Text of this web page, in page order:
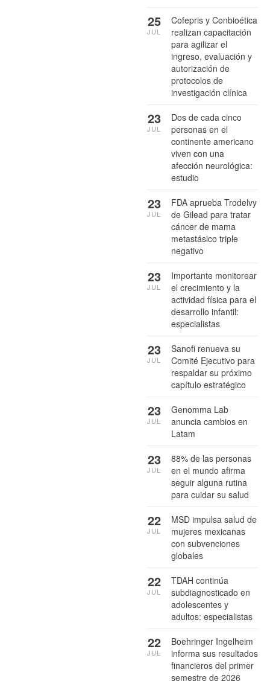
Cofepris y Conbioética
realizan capacitación
para agilizar el
ingreso, evaluación y
autorización de
protocolos de
investigación clínica
25
JUL
Dos de cada cinco
personas en el
continente americano
viven con una
afección neurológica:
estudio
23
JUL
FDA aprueba Trodelvy
de Gilead para tratar
cáncer de mama
metastásico triple
negativo
23
JUL
Importante monitorear
el crecimiento y la
actividad física para el
desarrollo infantil:
especialistas
23
JUL
Sanofi renueva su
Comité Ejecutivo para
respaldar su próximo
capítulo estratégico
23
JUL
Genomma Lab
anuncia cambios en
Latam
23
JUL
88% de las personas
en el mundo afirma
seguir alguna rutina
para cuidar su salud
23
JUL
MSD impulsa salud de
mujeres mexicanas
con subvenciones
globales
22
JUL
TDAH continúa
subdiagnosticado en
adolescentes y
adultos: especialistas
22
JUL
Boehringer Ingelheim
informa sus resultados
financieros del primer
semestre de 2026
22
JUL